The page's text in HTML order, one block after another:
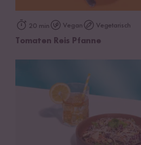
20 min Vegan Vegetarisch
Tomaten Reis Pfanne